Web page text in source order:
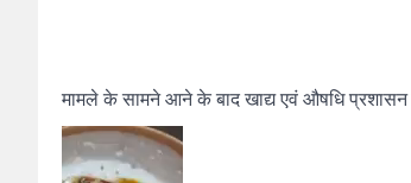
मामले के सामने आने के बाद खाद्य एवं औषधि प्रशासन
Video
Player